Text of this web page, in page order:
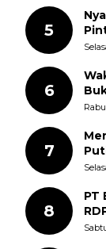
5
6
7
8
PT